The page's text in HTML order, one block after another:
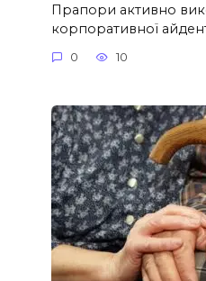
Прапори активно
корпоративної
0 10